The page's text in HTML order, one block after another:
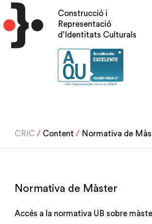
Vés
al
contingut
Construcció i
Representació
d’Identitats Culturals
CRIC / Content / Normativa de
Normativa de Màster
Accés a la normativa UB sobre